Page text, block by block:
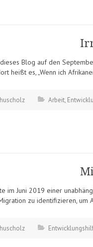
Blog auf den
heißt es, „Wenn ich
huscholz Arbeit,
im Juni 2019 einer
zu identifizieren,
huscholz